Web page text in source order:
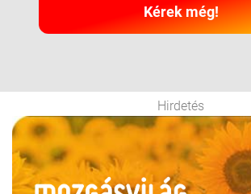
Kérek még!
Hirdetés